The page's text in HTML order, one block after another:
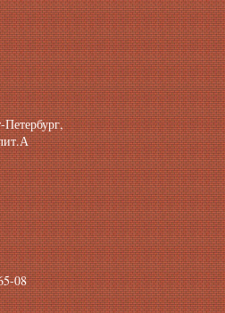
Адмиралтейский
институт
08